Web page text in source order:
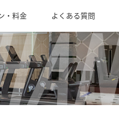
・料金 よくある質問